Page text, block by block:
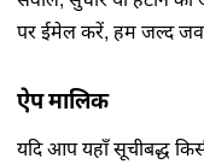
पर ईमेल करें, हम जल्द
ऐप मालिक
यदि आप यहाँ सूचीबद्ध